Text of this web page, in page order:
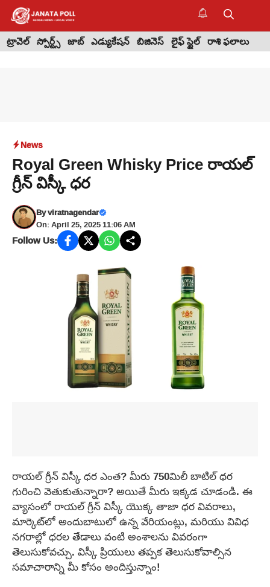
Skip
content
ట్రావెల్ స్పోర్ట్స్ జాబ్ ఎడ్యుకేషన్ బిజినెస్ లైఫ్ స్టైల్ రాశి ఫలాలు
News
Royal Green Whisky Price రాయల్
గ్రీన్ విస్కీ ధర
Byviratnagendar
On: April 25, 2025 11:06 AM
Follow Us:
రాయల్ గ్రీన్ విస్కీ ధర ఎంత? మీరు 750మిలీ బాటిల్ ధర
గురించి వెతుకుతున్నారా? అయితే మీరు ఇక్కడ చూడండి. ఈ
వ్యాసంలో రాయల్ గ్రీన్ విస్కీ యొక్క తాజా ధర వివరాలు,
మార్కెట్‌లో అందుబాటులో ఉన్న వేరియంట్లు, మరియు వివిధ
నగరాల్లో ధరల తేడాలు వంటి అంశాలను వివరంగా
తెలుసుకోవచ్చు. విస్కీ ప్రియులు తప్పక తెలుసుకోవాల్సిన
సమాచారాన్ని మీ కోసం అందిస్తున్నాం!